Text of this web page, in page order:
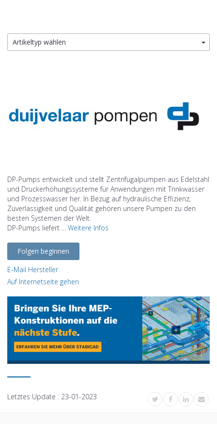
Artikeltyp wählen
DP-Pumps entwickelt und stellt Zentrifugalpumpen aus Edelstahl
und Druckerhöhungssysteme für Anwendungen mit Trinkwasser
und Prozesswasser her. In Bezug auf hydraulische Effizienz,
Zuverlässigkeit und Qualität gehören unsere Pumpen zu den
besten Systemen der Welt.
DP-Pumps liefert ... Weitere Infos
Folgen beginnen
E-Mail Hersteller
Auf Internetseite gehen
Letztes Update : 23-01-2023